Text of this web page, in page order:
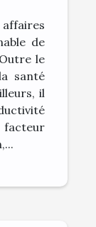
de
le
santé
il